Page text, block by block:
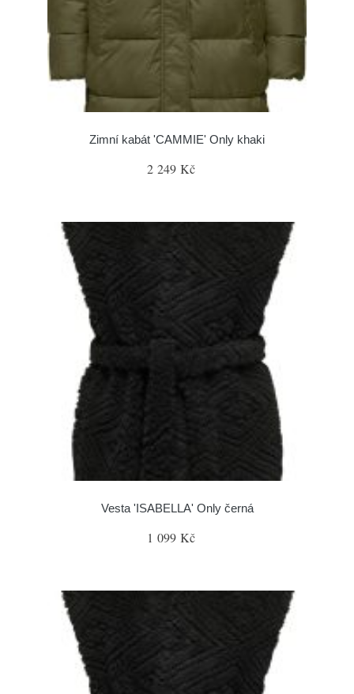
Zimní kabát 'CAMMIE' Only khaki
2 249 Kč
Vesta 'ISABELLA' Only černá
1 099 Kč